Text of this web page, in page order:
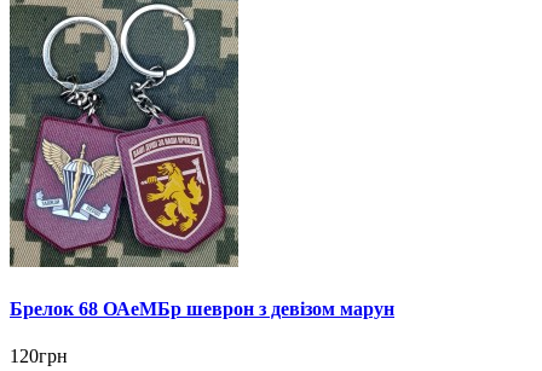
Брелок 68 ОАеМБр шеврон з девізом марун
120грн